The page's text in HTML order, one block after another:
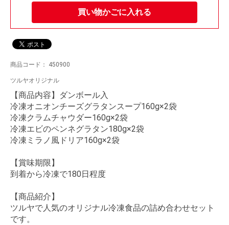
買い物かごに入れる
商品コード： 450900
ツルヤオリジナル
【商品内容】ダンボール入
冷凍オニオンチーズグラタンスープ160g×2袋
冷凍クラムチャウダー160g×2袋
冷凍エビのペンネグラタン180g×2袋
冷凍ミラノ風ドリア160g×2袋
【賞味期限】
到着から冷凍で180日程度
【商品紹介】
ツルヤで人気のオリジナル冷凍食品の詰め合わせセット
です。